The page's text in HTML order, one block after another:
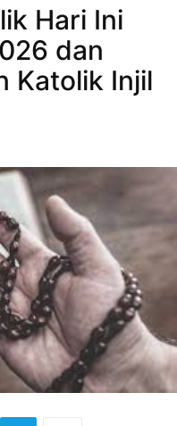
Hari Ini
dan
Katolik Injil